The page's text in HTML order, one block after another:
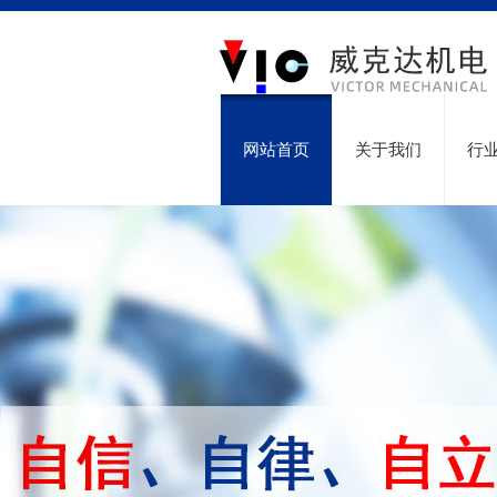
网站首页 关于我们 行
技术服务 联系我们